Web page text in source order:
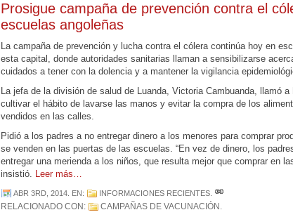
Prosigue campaña de prevención contra el
escuelas angoleñas
La campaña de prevención y lucha contra el cólera continúa hoy en
esta capital, donde autoridades sanitarias llaman a sensibilizarse
cuidados a tener con la dolencia y a mantener la vigilancia
La jefa de la división de salud de Luanda, Victoria Cambuanda, llamó a
cultivar el hábito de lavarse las manos y evitar la compra de los
vendidos en las calles.
Pidió a los padres a no entregar dinero a los menores para comprar
se venden en las puertas de las escuelas. “En vez de dinero, los
entregar una merienda a los niños, que resulta mejor que comprar en
insistió. Leer más…
ABR 3RD, 2014. EN: INFORMACIONES RECIENTES.
RELACIONADO CON: CAMPAÑAS DE VACUNACIÓN .